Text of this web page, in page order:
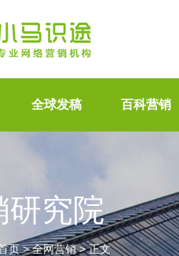
全球发稿 百科营销
研究院
页>全网营销>正文